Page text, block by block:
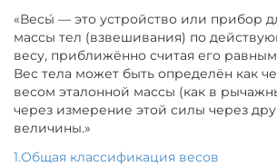
«Весы́ — это устройство или прибор
массы тел (взвешивания) по
весу, приближённо считая его
Вес тела может быть определён как
весом эталонной массы (как в
через измерение этой силы через
величины.»
1.Общая классификация весов